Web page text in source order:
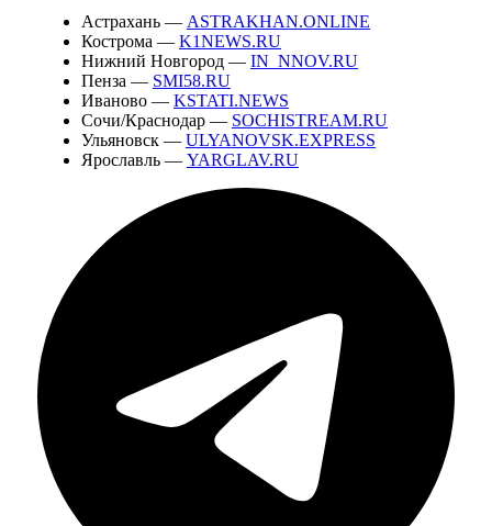
Астрахань — ASTRAKHAN.ONLINE
Кострома — K1NEWS.RU
Нижний Новгород — IN_NNOV.RU
Пенза — SMI58.RU
Иваново — KSTATI.NEWS
Сочи/Краснодар — SOCHISTREAM.RU
Ульяновск — ULYANOVSK.EXPRESS
Ярославль — YARGLAV.RU